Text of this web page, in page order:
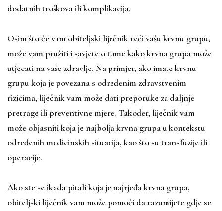
dodatnih troškova ili komplikacija.
Osim što će vam obiteljski liječnik reći vašu krvnu grupu,
može vam pružiti i savjete o tome kako krvna grupa može
utjecati na vaše zdravlje. Na primjer, ako imate krvnu
grupu koja je povezana s određenim zdravstvenim
rizicima, liječnik vam može dati preporuke za daljnje
pretrage ili preventivne mjere. Također, liječnik vam
može objasniti koja je najbolja krvna grupa u kontekstu
određenih medicinskih situacija, kao što su transfuzije ili
operacije.
Ako ste se ikada pitali koja je najrjeđa krvna grupa,
obiteljski liječnik vam može pomoći da razumijete gdje se